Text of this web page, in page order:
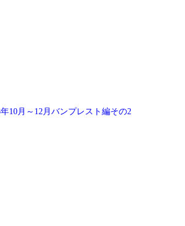
10月～12月バンプレスト編その2